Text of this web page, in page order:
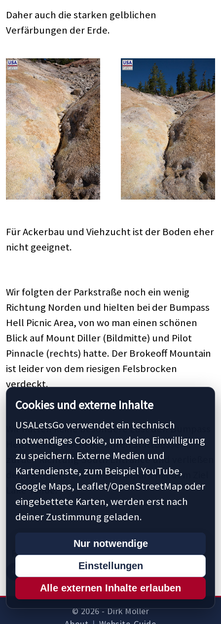
Daher auch die starken gelblichen
Verfärbungen der Erde.
Für Ackerbau und Viehzucht ist der Boden eher
nicht geeignet.
Wir folgten der Parkstraße noch ein wenig
Richtung Norden und hielten bei der Bumpass
Hell Picnic Area, von wo man einen schönen
Blick auf Mount Diller (Bildmitte) und Pilot
Pinnacle (rechts) hatte. Der Brokeoff Mountain
ist leider von dem riesigen Felsbrocken
verdeckt.
Wir hatten keine besondere Lust den Bumpass
Hell Trail zu machen, fuhren stattdessen
zurück Richtung South Entrance und verließen
den Lassen Volcanic Nationalpark mit dem Ziel
Lake Tahoe.
Previous 1 2 3 4 5 10 20
30
41
55 60 Next »
© 2026 - Dirk Möller
Cookies und externe Inhalte
USALetsGo verwendet ein technisch
notwendiges Cookie, um deine Einwilligung
zu speichern. Externe Medien und
Kartendienste, zum Beispiel YouTube,
Google Maps, Leaflet/OpenStreetMap oder
eingebettete Karten, werden erst nach
deiner Zustimmung geladen.
Nur notwendige
Einstellungen
Alle externen Inhalte erlauben